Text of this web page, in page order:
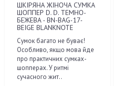
ШКІРЯНА ЖІНОЧА СУМКА
ШОППЕР D. D. ТЕМНО-
БЕЖЕВА - BN-BAG-17-
BEIGE BLANKNOTE
Сумок багато не буває!
Особливо, якщо мова йде
про практичних сумках-
шопперах. У ритмі
сучасного жит..